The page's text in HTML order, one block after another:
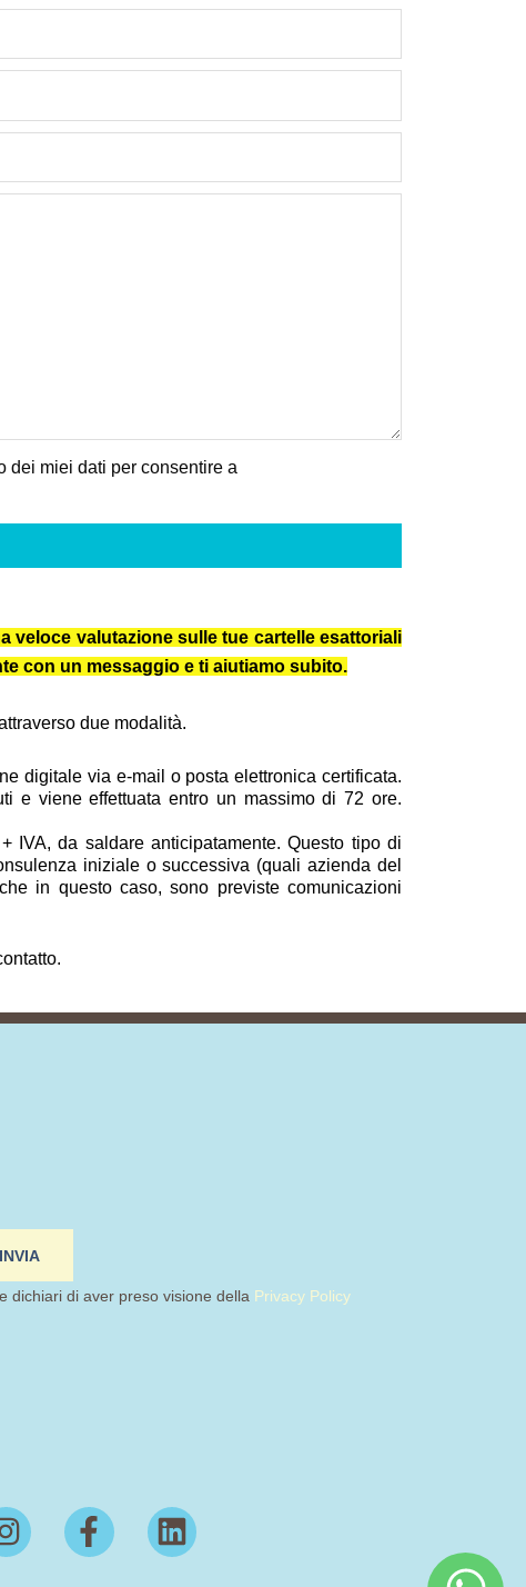
dei miei dati per consentire a
veloce valutazione sulle tue cartelle esattoriali
con un messaggio e ti aiutiamo subito.
due modalità.
digitale via e-mail o posta elettronica certificata.
e viene effettuata entro un massimo di 72 ore.
da saldare anticipatamente. Questo tipo di
iniziale o successiva (quali azienda del
in questo caso, sono previste comunicazioni
INVIA
dichiari di aver preso visione della Privacy Policy
I
n
F
a
L
i